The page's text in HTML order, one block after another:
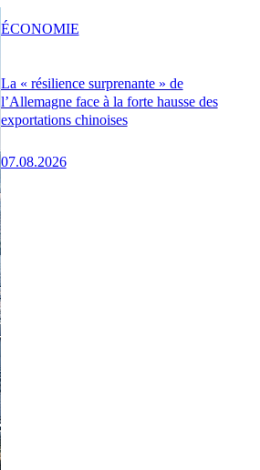
La « résilience surprenante » de
l’Allemagne face à la forte hausse des
exportations chinoises
07.08.2026
ÉCONOMIE